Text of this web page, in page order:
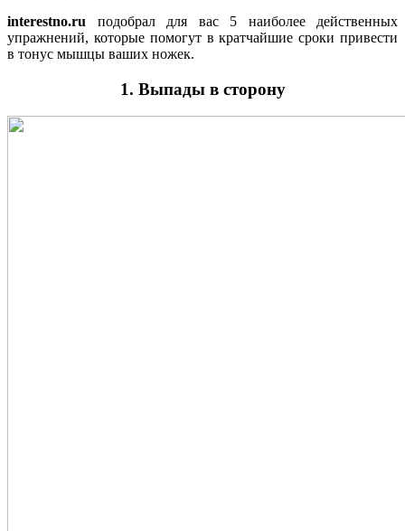
interestno.ru подобрал для вас 5 наиболее действенных
упражнений, которые помогут в кратчайшие сроки привести
в тонус мышцы ваших ножек.
1. Выпады в сторону